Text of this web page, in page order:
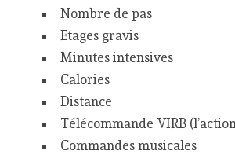
Nombre de pas
Etages gravis
Minutes intensives
Calories
Distance
Télécommande VIRB
Commandes musicales